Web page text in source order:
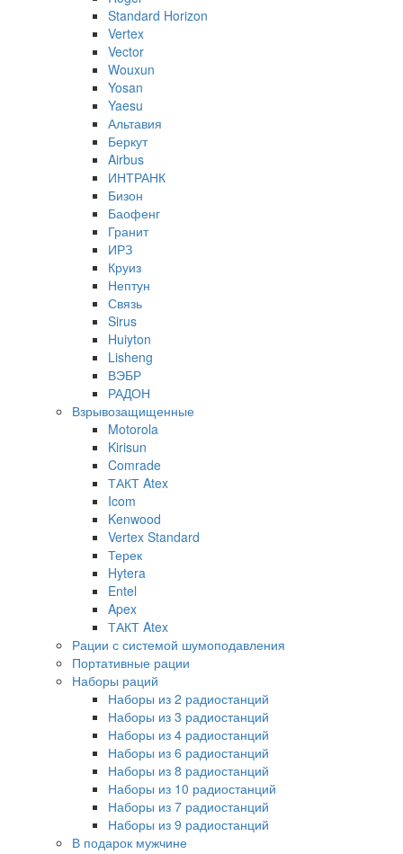
Standard Horizon
Vertex
Vector
Wouxun
Yosan
Yaesu
Альтавия
Беркут
Airbus
ИНТРАНК
Бизон
Баофенг
Гранит
ИРЗ
Круиз
Нептун
Связь
Sirus
Huiyton
Lisheng
ВЭБР
РАДОН
Взрывозащищенные
Motorola
Kirisun
Comrade
ТАКТ Atex
Icom
Kenwood
Vertex Standard
Терек
Hytera
Entel
Apex
ТАКТ Atex
Рации с системой шумоподавления
Портативные рации
Наборы раций
Наборы из 2 радиостанций
Наборы из 3 радиостанций
Наборы из 4 радиостанций
Наборы из 6 радиостанций
Наборы из 8 радиостанций
Наборы из 10 радиостанций
Наборы из 7 радиостанций
Наборы из 9 радиостанций
В подарок мужчине